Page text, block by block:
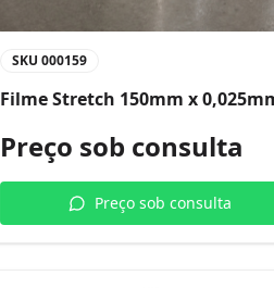
SKU 000159
Filme Stretch 150mm x
Preço sob consulta
Preço sob consulta